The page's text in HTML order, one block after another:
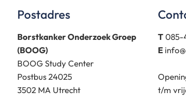
Postadres
Borstkanker Onderzoek Groep
(BOOG)
BOOG Study Center
Postbus 24025
3502 MA Utrecht
T085-
E
t/m